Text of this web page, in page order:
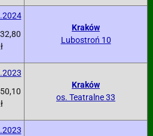
Kraków
Lubostroń 10
Kraków
os. Teatralne 33